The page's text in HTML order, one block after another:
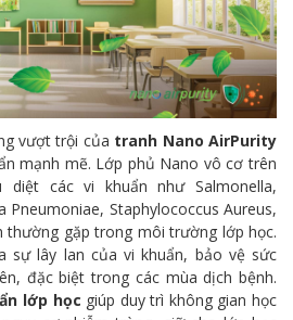
vượt trội của tranh Nano AirPurity
mạnh mẽ. Lớp phủ Nano vô cơ trên
các vi khuẩn như Salmonella,
Pneumoniae, Staphylococcus Aureus,
thường gặp trong môi trường lớp học.
sự lây lan của vi khuẩn, bảo vệ sức
đặc biệt trong các mùa dịch bệnh.
lớp học giúp duy trì không gian học